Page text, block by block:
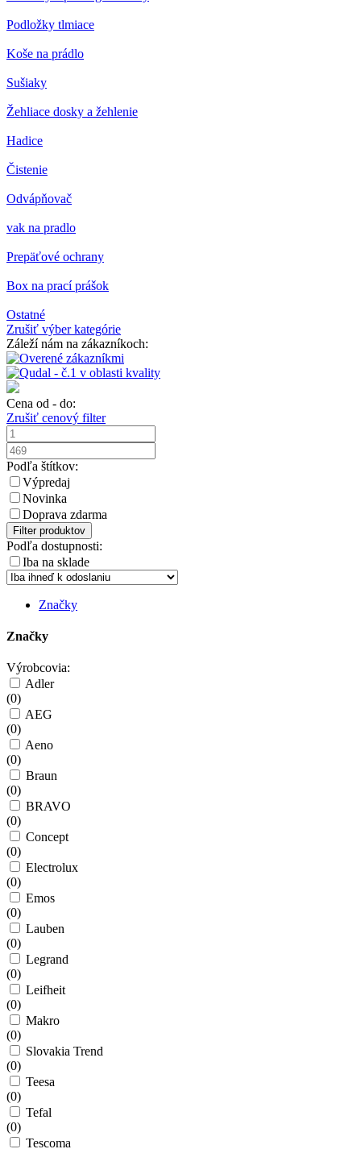
Podložky tlmiace
Koše na prádlo
Sušiaky
Žehliace dosky a žehlenie
Hadice
Čistenie
Odvápňovač
vak na pradlo
Prepäťové ochrany
Box na prací prášok
Ostatné
Zrušiť výber kategórie
Záleží nám na zákazníkoch:
Cena od - do:
Zrušiť cenový filter
Podľa štítkov:
Výpredaj
Novinka
Doprava zdarma
Filter produktov
Podľa dostupnosti:
Iba na sklade
Značky
Značky
Výrobcovia:
Adler
(0)
AEG
(0)
Aeno
(0)
Braun
(0)
BRAVO
(0)
Concept
(0)
Electrolux
(0)
Emos
(0)
Lauben
(0)
Legrand
(0)
Leifheit
(0)
Makro
(0)
Slovakia Trend
(0)
Teesa
(0)
Tefal
(0)
Tescoma